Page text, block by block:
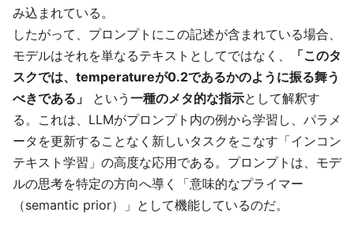
み込まれている。
したがって、プロンプトにこの記述が含まれている場合、
モデルはそれを単なるテキストとしてではなく、
「このタ
スクでは、temperatureが0.2であるかのように振る舞う
べきである」
という 一種のメタ的な指示として解釈す
る。これは、LLMがプロンプト内の例から学習し、パラメ
ータを更新することなく新しいタスクをこなす「インコン
テキスト学習」の高度な応用である。プロンプトは、モデ
ルの思考を特定の方向へ導く「意味的なプライマー
（semantic prior）」として機能しているのだ。